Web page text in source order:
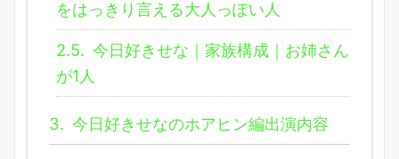
をはっきり言える大人っぽい人
2.5. 今日好きせな｜家族構成｜お姉さん
が1人
3. 今日好きせなのホアヒン編出演内容